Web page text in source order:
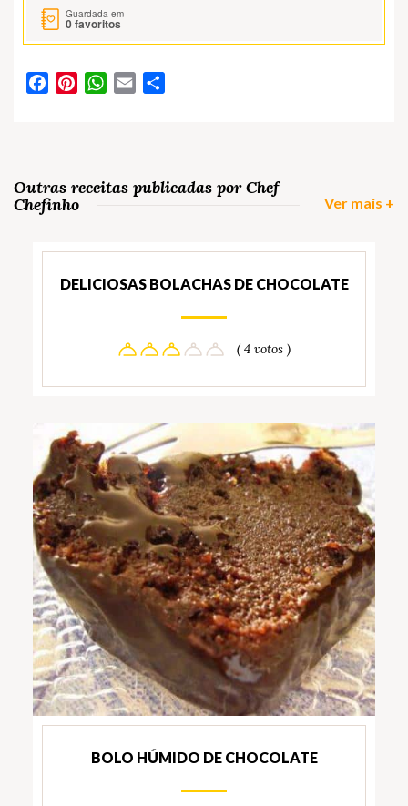
Guardada em
0favoritos
FacebookPinterestWhatsApp
Email
Outras receitas publicadas por Chef
Chefinho
Ver mais +
DELICIOSAS BOLACHAS DE CHOCOLATE
( 4 votos )
BOLO HÚMIDO DE CHOCOLATE